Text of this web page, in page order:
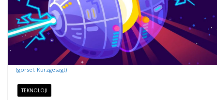
(görsel: Kurzgesagt)
TEKNOLOJI